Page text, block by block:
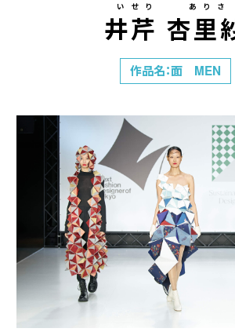
井芹 杏里
いせり あり
作品名：面 MEN